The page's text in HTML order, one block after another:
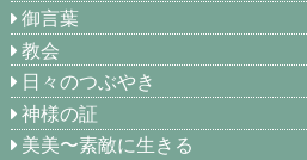
御言葉
教会
日々のつぶやき
神様の証
美美〜素敵に生きる